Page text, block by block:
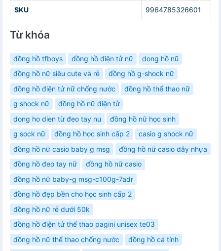
SKU 9964785326601
Từ khóa
đồng hồ tfboys đồng hồ điện tử nữ
dong hồ nũ
đồng hồ nữ siêu cute và rẻ
đồng hồ g-shock nữ
đồng hồ điện tử nữ chống nước
đồng hồ thể thao nữ
g shock nữ
đồng hồ nữ điện tử
dong ho dien từ đeo tay nu
đồng hồ nữ học sinh
g sock nữ
đồng hồ học sinh cấp 2
casio g shock nữ
đồng hồ nữ casio baby g msg
đồng hồ nữ casio dây nhựa
đồng hồ đeo tay nữ
đồng hồ nữ casio
đồng hồ nữ baby-g msg-c100g-7adr
đồng hồ đẹp bền cho học sinh cấp 2
đồng hồ nữ rẻ dưới 50k
đồng hồ điện tử thể thao pagini unisex te03
đồng hồ nữ thể thao chống nước
đồng hồ cá tính